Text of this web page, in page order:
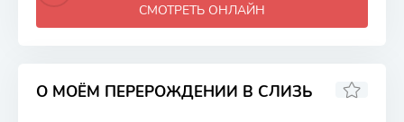
СМОТРЕТЬ ОНЛАЙН
О МОЁМ ПЕРЕРОЖДЕНИИ В СЛИЗЬ
8.13